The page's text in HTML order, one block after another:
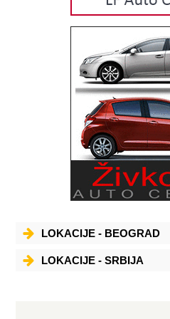
LOKACIJE - BEOGRAD
LOKACIJE - SRBIJA